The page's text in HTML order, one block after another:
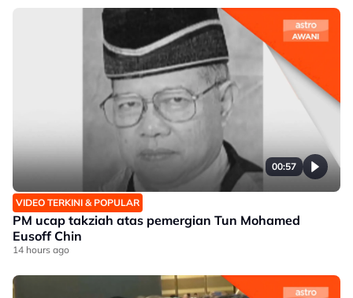
00:57
VIDEO TERKINI & POPULAR
PM ucap takziah atas pemergian Tun Mohamed
Eusoff Chin
14 hours ago